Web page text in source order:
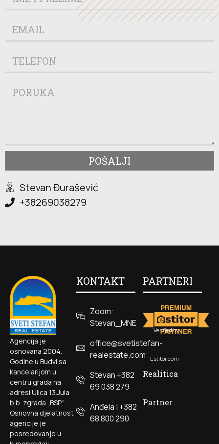
POŠALJI
Stevan Đurašević
+38269038279
PARTNERI
Verified by
Estitor.com
Realitica
Partner
KONTAKT
Zoom:
Stevan_MNE
office@svetistefan-
realestate.com
Stevan +382
69 038 279
Anđela | +382
68 800 290
Agencija je
osnovana 2004.
Godine u Budvi sa
kancelarijom u
centru grada na
adresi Ulica 13.Jula
b.b. zgrada „BSP“.
Osnovna djelatnost
agencije je
posredovanje u